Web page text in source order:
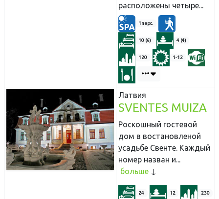
расположены четыре...
1перс.
10 (6) 4 (4)
120 1-12
Латвия
SVENTES MUIZA
Роскошный гостевой
дом в востановленой
усадьбе Свенте. Каждый
номер назван и...
больше
24 12 230